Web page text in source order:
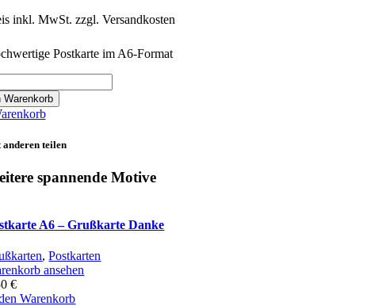
inkl. MwSt. zzgl. Versandkosten
Postkarte im A6-Format
Warenkorb
teilen
spannende Motive
A6 – Grußkarte Danke
,Postkarten
ansehen
€
Warenkorb